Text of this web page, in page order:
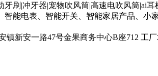
刷|冲牙器|宠物吹风筒|高速电吹风筒|ai耳
能电表、智能开关、智能家居产品、小
新安一路47号金果商务中心B座712 工